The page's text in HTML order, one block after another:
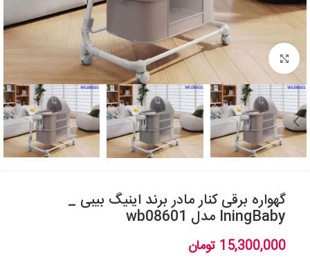
بزرگنمایی تصویر
گهواره برقی کنار مادر برند اینیگ بیبی _
IningBaby مدل wb08601
15,300,000 تومان